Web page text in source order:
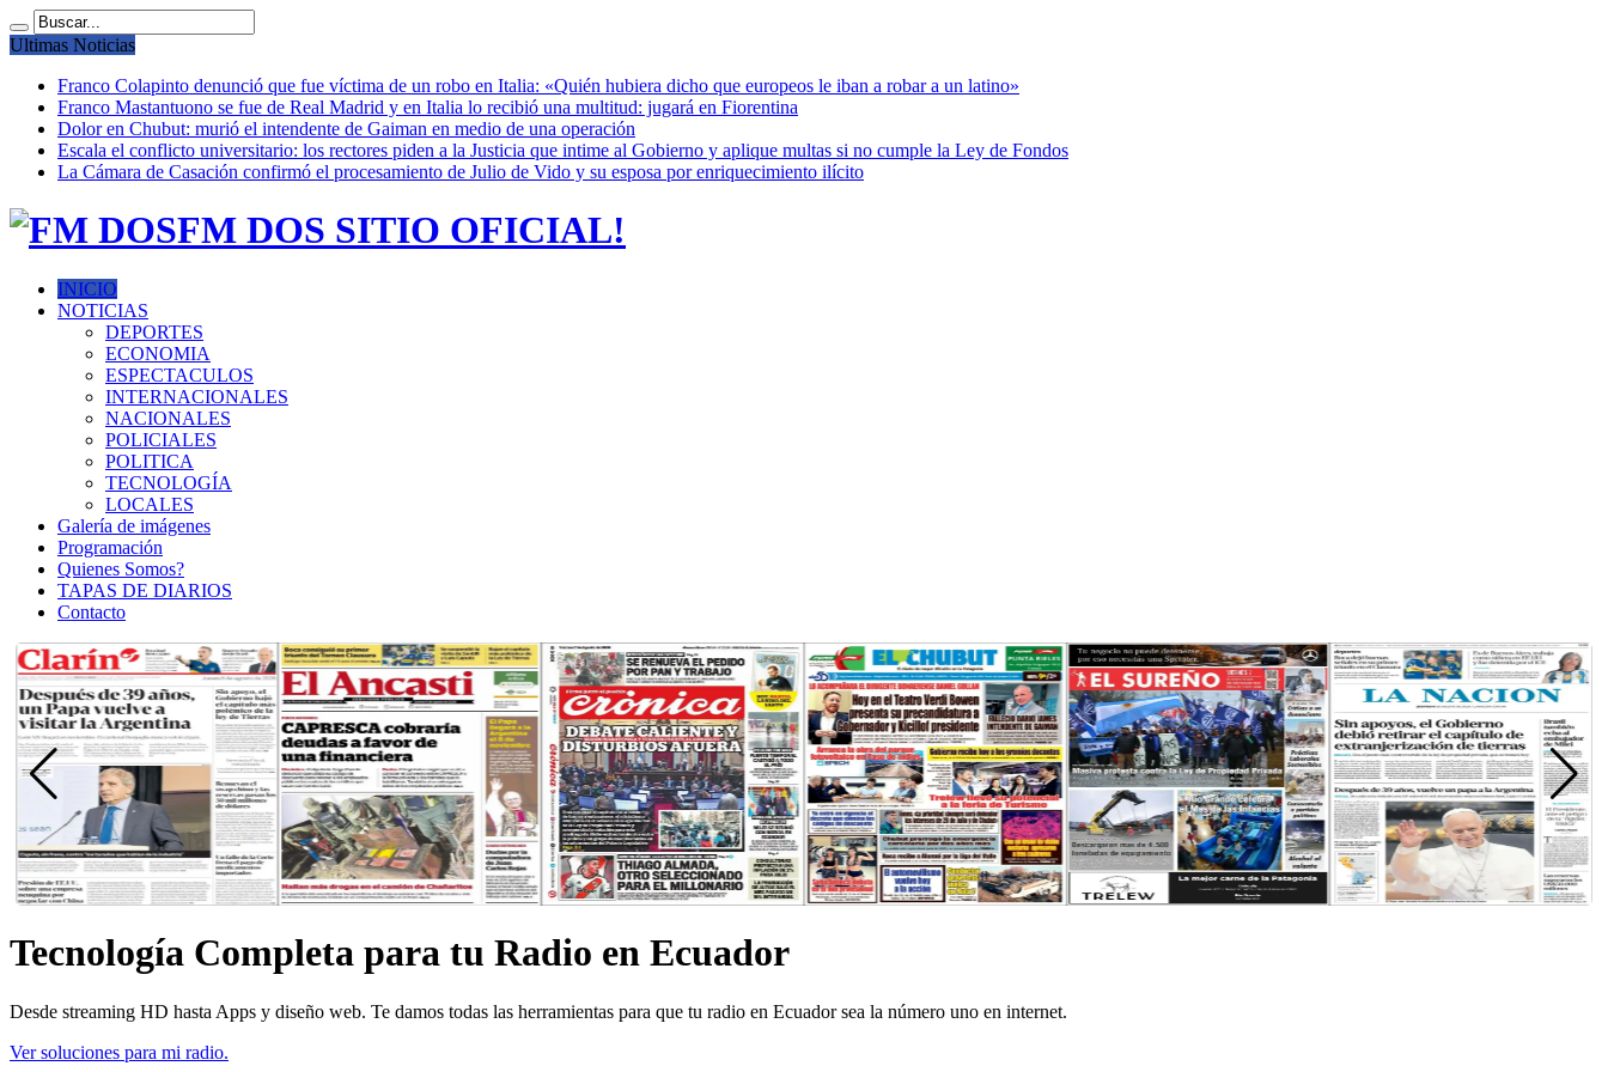
Ultimas Noticias
Franco Colapinto denunció que fue víctima de un robo en Italia: «Quién hubiera dicho que europeos le iban a robar a un latino»
Franco Mastantuono se fue de Real Madrid y en Italia lo recibió una multitud: jugará en Fiorentina
Dolor en Chubut: murió el intendente de Gaiman en medio de una operación
Escala el conflicto universitario: los rectores piden a la Justicia que intime al Gobierno y aplique multas si no cumple la Ley de Fondos
La Cámara de Casación confirmó el procesamiento de Julio de Vido y su esposa por enriquecimiento ilícito
FM DOS SITIO OFICIAL!
INICIO
NOTICIAS
DEPORTES
ECONOMIA
ESPECTACULOS
INTERNACIONALES
NACIONALES
POLICIALES
POLITICA
TECNOLOGÍA
LOCALES
Galería de imágenes
Programación
Quienes Somos?
TAPAS DE DIARIOS
Contacto
Tecnología Completa para tu Radio en Ecuador
Desde streaming HD hasta Apps y diseño web. Te damos todas las herramientas para que tu radio en Ecuador sea la número uno en internet.
Ver soluciones para mi radio.